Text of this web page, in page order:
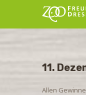
KONTAKT
11.
Allen